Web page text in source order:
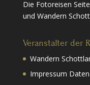
Die Fotoreisen
und Wandern
Veranstalter der
Wandern
Impressum